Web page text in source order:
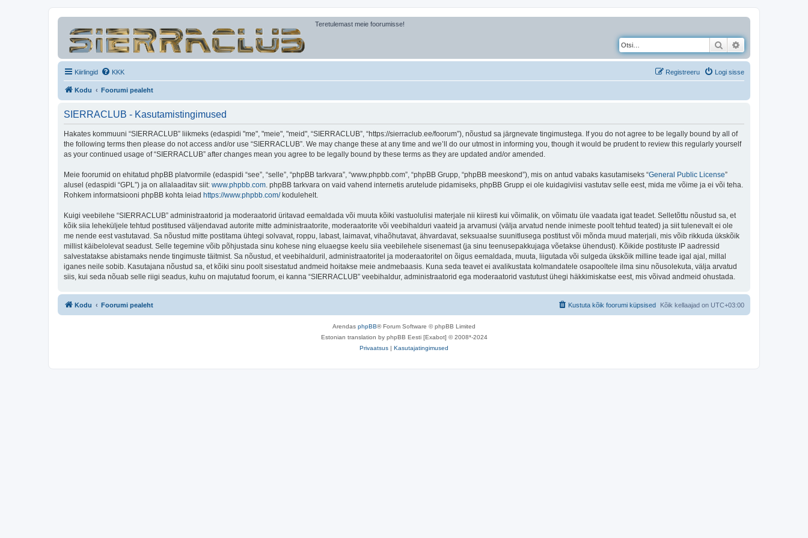
Teretulemast meie foorumisse!
Otsi
Kiirlingid KKK Logi sisse
Registreeru
Kodu Foorumi pealeht
SIERRACLUB - Kasutamistingimused
Hakates kommuuni “SIERRACLUB” liikmeks (edaspidi "me", "meie", "meid", “SIERRACLUB”, “https://sierraclub.ee/foorum”), nõustud sa järgnevate tingimustega. If you do not agree to be legally bound by all of
the following terms then please do not access and/or use “SIERRACLUB”. We may change these at any time and we’ll do our utmost in informing you, though it would be prudent to review this regularly yourself
as your continued usage of “SIERRACLUB” after changes mean you agree to be legally bound by these terms as they are updated and/or amended.
Meie foorumid on ehitatud phpBB platvormile (edaspidi “see”, “selle”, “phpBB tarkvara”, “www.phpbb.com”, “phpBB Grupp, “phpBB meeskond”), mis on antud vabaks kasutamiseks “General Public License”
alusel (edaspidi “GPL”) ja on allalaaditav siit: www.phpbb.com. phpBB tarkvara on vaid vahend internetis arutelude pidamiseks, phpBB Grupp ei ole kuidagiviisi vastutav selle eest, mida me võime ja ei või teha.
Rohkem informatsiooni phpBB kohta leiad https://www.phpbb.com/kodulehelt.
Kuigi veebilehe “SIERRACLUB” administraatorid ja moderaatorid üritavad eemaldada või muuta kõiki vastuolulisi materjale nii kiiresti kui võimalik, on võimatu üle vaadata igat teadet. Selletõttu nõustud sa, et
kõik siia leheküljele tehtud postitused väljendavad autorite mitte administraatorite, moderaatorite või veebihalduri vaateid ja arvamusi (välja arvatud nende inimeste poolt tehtud teated) ja siit tulenevalt ei ole
me nende eest vastutavad. Sa nõustud mitte postitama ühtegi solvavat, roppu, labast, laimavat, vihaõhutavat, ähvardavat, seksuaalse suunitlusega postitust või mõnda muud materjali, mis võib rikkuda ükskõik
millist käibelolevat seadust. Selle tegemine võib põhjustada sinu kohese ning eluaegse keelu siia veebilehele sisenemast (ja sinu teenusepakkujaga võetakse ühendust). Kõikide postituste IP aadressid
salvestatakse abistamaks nende tingimuste täitmist. Sa nõustud, et veebihalduril, administraatoritel ja moderaatoritel on õigus eemaldada, muuta, liigutada või sulgeda ükskõik milline teade igal ajal, millal
iganes neile sobib. Kasutajana nõustud sa, et kõiki sinu poolt sisestatud andmeid hoitakse meie andmebaasis. Kuna seda teavet ei avalikustata kolmandatele osapooltele ilma sinu nõusolekuta, välja arvatud
siis, kui seda nõuab selle riigi seadus, kuhu on majutatud foorum, ei kanna “SIERRACLUB” veebihaldur, administraatorid ega moderaatorid vastutust ühegi häkkimiskatse eest, mis võivad andmeid ohustada.
Kodu Foorumi pealeht Kõik kellaajad on UTC+03:00
Kustuta kõik foorumi küpsised
Arendas phpBB® Forum Software © phpBB Limited
Estonian translation by phpBB Eesti [Exabot] © 2008*-2024
Privaatsus | Kasutajatingimused